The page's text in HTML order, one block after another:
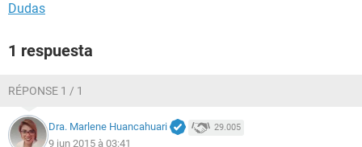
Dudas
1 respuesta
RÉPONSE 1 / 1
Dra. Marlene Huancahuari 29.005
9 jun 2015 à 03:41